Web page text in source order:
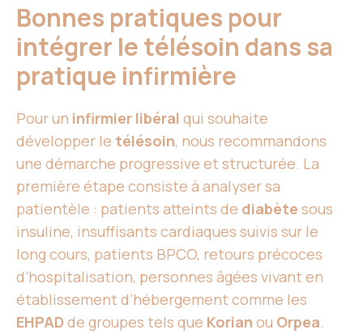
Bonnes pratiques pour
intégrer le télésoin dans sa
pratique infirmière
Pour un infirmier libéral qui souhaite
développer le télésoin, nous recommandons
une démarche progressive et structurée. La
première étape consiste à analyser sa
patientèle : patients atteints de diabète sous
insuline, insuffisants cardiaques suivis sur le
long cours, patients BPCO, retours précoces
d’hospitalisation, personnes âgées vivant en
établissement d’hébergement comme les
EHPADde groupes tels que Korian ou Orpea.